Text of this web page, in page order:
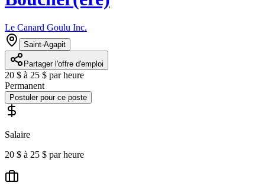
Le Canard Goulu Inc.
Saint-Agapit
Partager l'offre d'emploi
20 $ à 25 $ par heure
Permanent
Postuler pour ce poste
Salaire
20 $ à 25 $ par heure